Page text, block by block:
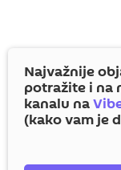
Najvažnije
potražite i na
kanalu na
(kako vam je